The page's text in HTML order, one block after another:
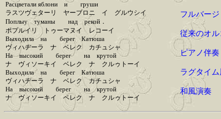
Ρасцветали яблони и груши
ラスツヴェターリ ヤーブロニ イ グルウシイ
Поплыу туманы над рекой．
ポプルイリ トゥーマヌイ レコーイ
Выходила на берег Катюша
ヴィハヂーラ ナ ベレク カチュシャ
На высокий берег на крутой
ナ ヴィソーキイ ベレク ナ クルゥトーイ
Выходила на берег Катюша
ヴィハヂーラ ナ ベレク カチュシャ
На высокий берег на крутой
ナ ヴィソーキイ ベレク ナ クルゥトーイ
フルバー
従来のオ
ピアノ伴奏
ラグタイ
和風演奏